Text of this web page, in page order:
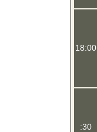
18:00
:30